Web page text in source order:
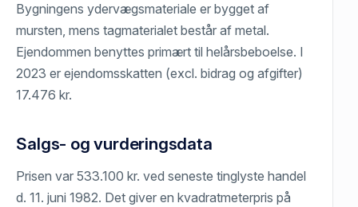
Bygningens ydervægsmateriale er bygget af
mursten, mens tagmaterialet består af metal.
Ejendommen benyttes primært til helårsbeboelse. I
2023 er ejendomsskatten (excl. bidrag og afgifter)
17.476 kr.
Salgs- og vurderingsdata
Prisen var 533.100 kr. ved seneste tinglyste handel
d. 11. juni 1982. Det giver en kvadratmeterpris på